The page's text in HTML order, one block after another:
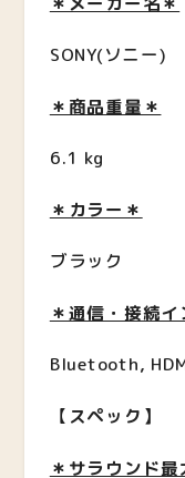
SONY(ソニー)
＊商品重量＊
6.1 kg
＊カラー＊
ブラック
＊通信・接続
Bluetooth,
【 スペック】
＊サラウンド最